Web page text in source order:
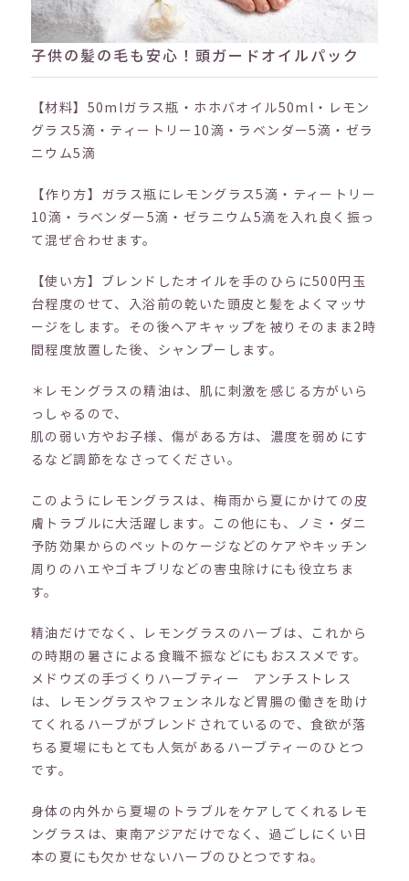
子供の髪の毛も安心！頭ガードオイルパック
【材料】50mlガラス瓶・ホホバオイル50ml・レモン
グラス5滴・ティートリー10滴・ラベンダー5滴・ゼラ
ニウム5滴
【作り方】ガラス瓶にレモングラス5滴・ティートリー
10滴・ラベンダー5滴・ゼラニウム5滴を入れ良く振っ
て混ぜ合わせます。
【使い方】ブレンドしたオイルを手のひらに500円玉
台程度のせて、入浴前の乾いた頭皮と髪をよくマッサ
ージをします。その後ヘアキャップを被りそのまま2時
間程度放置した後、シャンプーします。
＊レモングラスの精油は、肌に刺激を感じる方がいら
っしゃるので、
肌の弱い方やお子様、傷がある方は、濃度を弱めにす
るなど調節をなさってください。
このようにレモングラスは、梅雨から夏にかけての皮
膚トラブルに大活躍します。この他にも、ノミ・ダニ
予防効果からのペットのケージなどのケアやキッチン
周りのハエやゴキブリなどの害虫除けにも役立ちま
す。
精油だけでなく、レモングラスのハーブは、これから
の時期の暑さによる食職不振などにもおススメです。
メドウズの手づくりハーブティー アンチストレス
は、レモングラスやフェンネルなど胃腸の働きを助け
てくれるハーブがブレンドされているので、食欲が落
ちる夏場にもとても人気があるハーブティーのひとつ
です。
身体の内外から夏場のトラブルをケアしてくれるレモ
ングラスは、東南アジアだけでなく、過ごしにくい日
本の夏にも欠かせないハーブのひとつですね。